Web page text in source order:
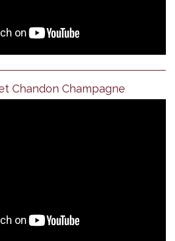
Chandon Champagne